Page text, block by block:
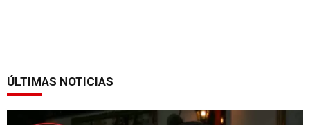
ÚLTIMAS NOTICIAS